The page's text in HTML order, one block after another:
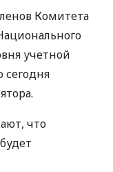
Комитета
учетной
сегодня
что